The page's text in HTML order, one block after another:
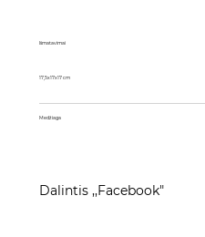
Išmatavimai
17,5x17x17 cm
Medžiaga
Dalintis ,,Facebook"